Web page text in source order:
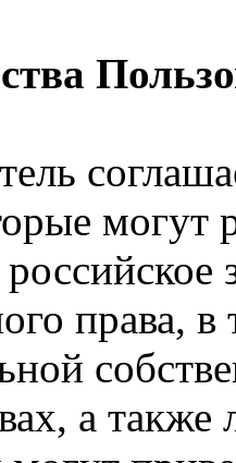
могут
права, в
а также